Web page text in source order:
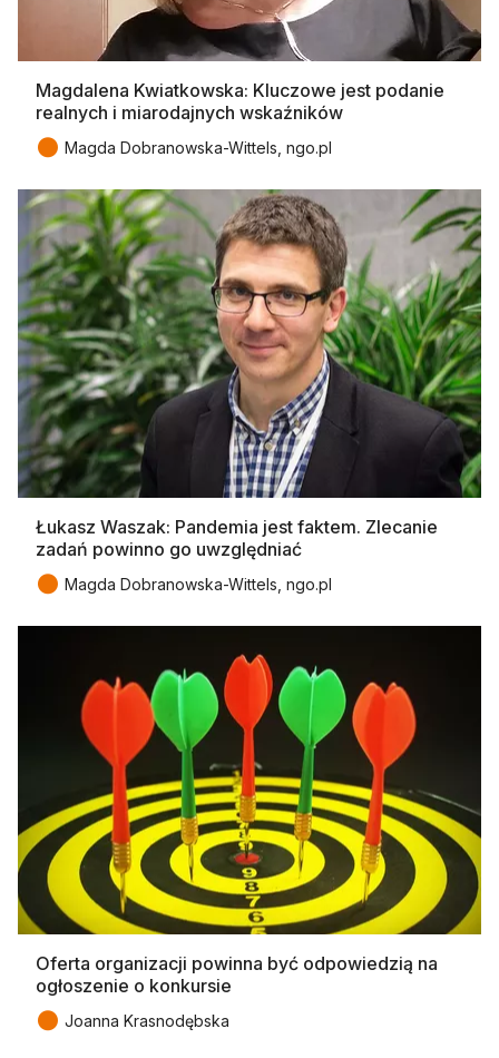
Magdalena Kwiatkowska: Kluczowe jest podanie
realnych i miarodajnych wskaźników
● Magda Dobranowska-Wittels, ngo.pl
Łukasz Waszak: Pandemia jest faktem. Zlecanie
zadań powinno go uwzględniać
● Magda Dobranowska-Wittels, ngo.pl
Oferta organizacji powinna być odpowiedzią na
ogłoszenie o konkursie
● Joanna Krasnodębska